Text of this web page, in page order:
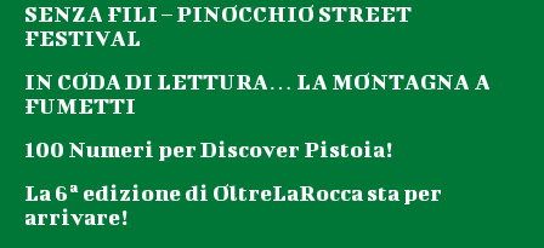
SENZA FILI – PINOCCHIO STREET
FESTIVAL
IN CODA DI LETTURA… LA MONTAGNA A
FUMETTI
100 Numeri per Discover Pistoia!
La 6ª edizione di OltreLaRocca sta per
arrivare!